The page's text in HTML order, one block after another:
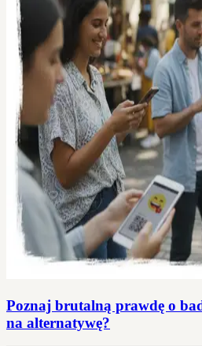
Poznaj brutalną prawdę o
na alternatywę?